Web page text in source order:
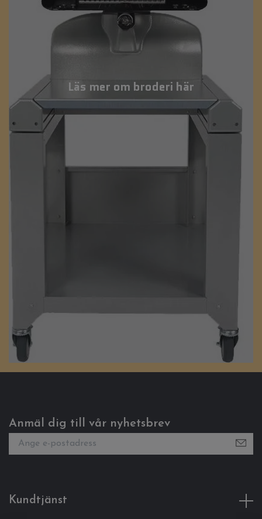
Läs mer om broderi här
Anmäl dig till vår nyhetsbrev
Kundtjänst